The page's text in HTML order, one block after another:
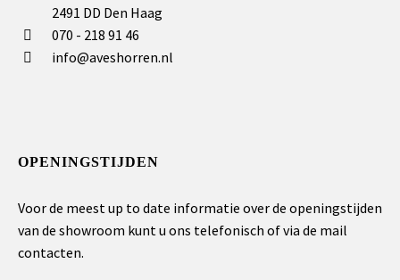
2491 DD Den Haag
070 - 218 91 46
info@aveshorren.nl
OPENINGSTIJDEN
Voor de meest up to date informatie over de openingstijden
van de showroom kunt u ons telefonisch of via de mail
contacten.